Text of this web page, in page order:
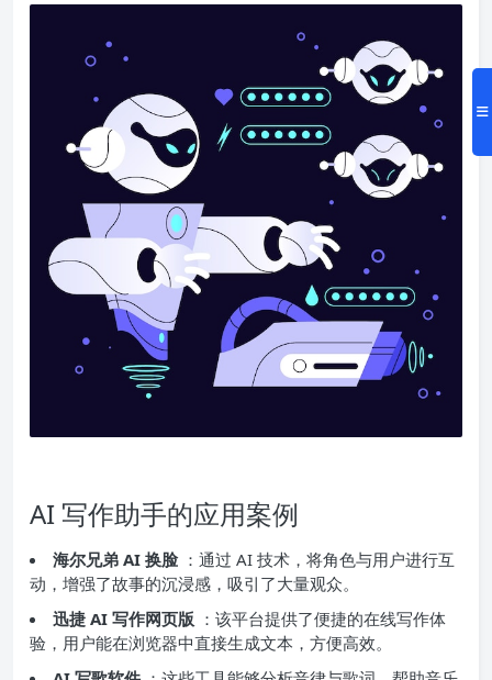
AI 写作助手的应用案例
海尔兄弟 AI 换脸 ：通过 AI 技术，将角色与用户进行互
动，增强了故事的沉浸感，吸引了大量观众。
迅捷 AI 写作网页版 ：该平台提供了便捷的在线写作体
验，用户能在浏览器中直接生成文本，方便高效。